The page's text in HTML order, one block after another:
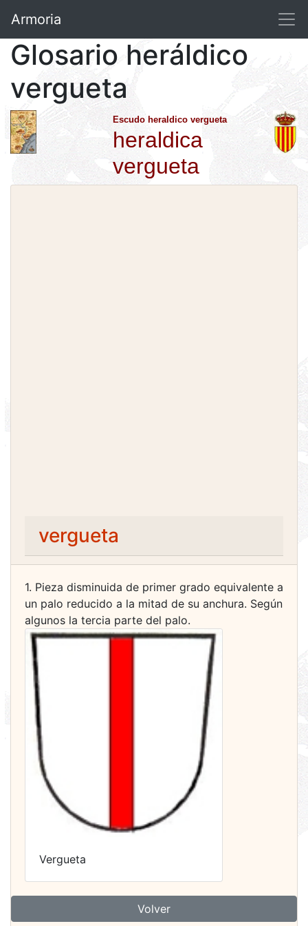
Armoria
Glosario heráldico
vergueta
Escudo heraldico vergueta
heraldica
vergueta
vergueta
1. Pieza disminuida de primer grado equivalente a
un palo reducido a la mitad de su anchura. Según
algunos la tercia parte del palo.
Vergueta
Volver